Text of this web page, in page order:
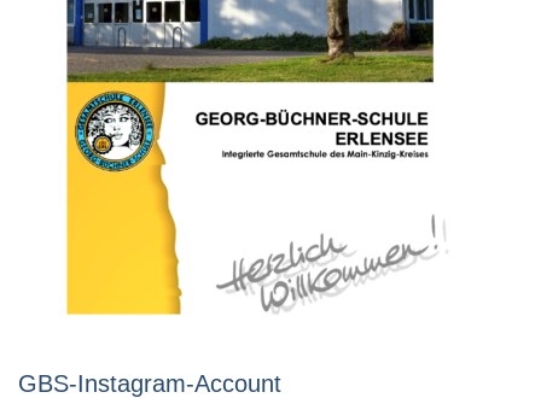
GBS-Instagram-Account